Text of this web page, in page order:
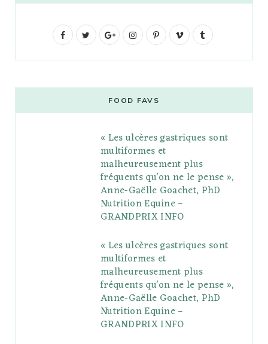
F
b
t
G
g
l
e
P
l
s
I
t
a
g
r
a
m
P
e
r
e
s
V
o
l
r
FOOD FAVS
« Les ulcères gastriques sont
multiformes et
malheureusement plus
fréquents qu’on ne le pense »,
Anne-Gaëlle Goachet, PhD
Nutrition Equine –
GRANDPRIX INFO
« Les ulcères gastriques sont
multiformes et
malheureusement plus
fréquents qu’on ne le pense »,
Anne-Gaëlle Goachet, PhD
Nutrition Equine –
GRANDPRIX INFO